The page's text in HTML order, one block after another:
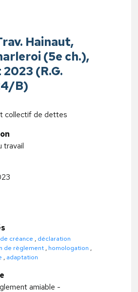
Hainaut,
(5e ch.),
(R.G.
B)
collectif de dettes
travail
créance , déclaration
de règlement , homologation ,
, adaptation
amiable -